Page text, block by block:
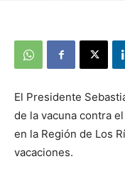
El Presidente
de la vacuna contra
en la Región de Los
vacaciones.